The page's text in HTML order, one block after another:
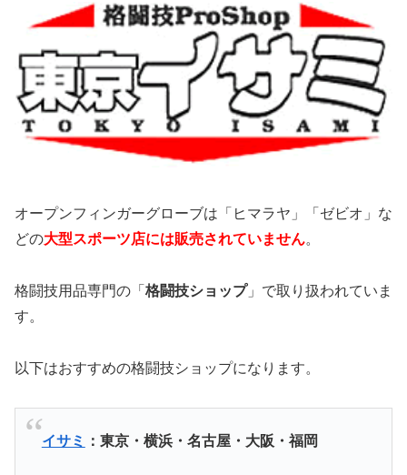
オープンフィンガーグローブは「ヒマラヤ」「ゼビオ」な
どの大型スポーツ店には販売されていません。
格闘技用品専門の「 格闘技ショップ」で取り扱われていま
す。
以下はおすすめの格闘技ショップになります。
イサミ ：東京・横浜・名古屋・大阪・福岡